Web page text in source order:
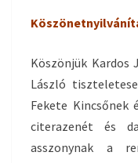
Köszönjük Kardos
László
Fekete Kincsőnek
citerazenét és
asszonynak a